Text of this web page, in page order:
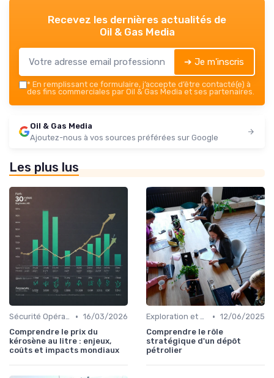
Recevez les dernières actualités de
Oil & Gas Media
➔ Je m'inscris
* En remplissant ce formulaire, j’accepte d’être contacté(e) à
des fins commerciales par Oil & Gas Media et ses partenaires.
Oil & Gas Media
Ajoutez-nous à vos sources préférées sur Google
Les plus lus
Sécurité Opérationnelle • 16/03/2026
Comprendre le prix du
kérosène au litre : enjeux,
coûts et impacts mondiaux
Exploration et Production • 12/06/2025
Comprendre le rôle
stratégique d'un dépôt
pétrolier